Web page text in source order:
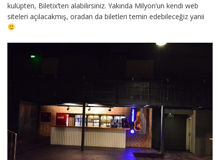
kulüpten, Biletix’ten alabilirsiniz. Yakında Milyon’un kendi web
siteleri açılacakmış, oradan da biletleri temin edebileceğiz yanii